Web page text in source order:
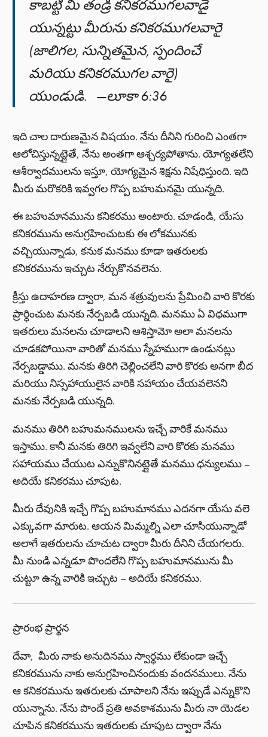
కాబట్టి మీ తండ్రి కనికరముగలవాడై
యున్నట్టు మీరును కనికరముగలవారై
(జాలిగల, సున్నితమైన, స్పందించే
మరియు కనికరముగల వారై)
యుండుడి. —లూకా 6:36
ఇది చాల దారుణమైన విషయం. నేను దీనిని గురించి ఎంతగా
ఆలోచిస్తున్నట్లైతే, నేను అంతగా ఆశ్చర్యపోతాను. యోగ్యతలేని
ఆశీర్వాదములను ఇస్తూ, యోగ్యమైన శిక్షను నిషేధిస్తుంది. ఇది
మీరు మరొకరికి ఇవ్వగల గొప్ప బహుమనమై యున్నది.
ఈ బహుమానమును కనికరము అంటారు. చూడండి, యేసు
కనికరమును అనుగ్రహించుటకు ఈ లోకమునకు
వచ్చియున్నాడు, కనుక మనము కూడా ఇతరులకు
కనికరమును ఇచ్చుట నేర్చుకొనవలెను.
క్రీస్తు ఉదాహరణ ద్వారా, మన శత్రువులను ప్రేమించి వారి కొరకు
ప్రార్ధించుట మనకు నేర్పబడి యున్నది. మనము ఏ విధముగా
ఇతరులు మనలను చూడాలని ఆశిస్తామో అలా మనలను
చూడకపోయినా వారితో మనము స్నేహముగా ఉండునట్లు
నేర్పబడ్డాము. మనకు తిరిగి చెల్లించలేని వారి కొరకు అనగా బీద
మరియు నిస్సహాయులైన వారికి సహాయం చేయవలెనని
మనకు నేర్పబడి యున్నది.
మనము తిరిగి బహుమనములను ఇచ్చే వారికే మనము
ఇస్తాము. కానీ మనకు తిరిగి ఇవ్వలేని వారి కొరకు మనము
సహాయము చేయుట ఎన్నుకొనినట్లైతే మనము ధన్యులము –
అదియే కనికరము చూపుట.
మీరు దేవునికి ఇచ్చే గొప్ప బహుమానము ఎదనగా యేసు వలె
ఎక్కువగా మారుట. ఆయన మిమ్మల్ని ఎలా చూసియున్నాడో
అలాగే ఇతరులను చూచుట ద్వారా మీరు దీనిని చేయగలరు.
మీ నుండి ఎన్నడూ పొందలేని గొప్ప బహుమానమును మీ
చుట్టూ ఉన్న వారికి ఇచ్చుట – అదియే కనికరము.
ప్రారంభ ప్రార్థన
దేవా, మీరు నాకు అనుదినము స్వార్ధము లేకుండా ఇచ్చే
కనికరమును నాకు అనుగ్రహించినందుకు వందనములు. నేను
ఆ కనికరమును ఇతరులకు చూపాలని నేను ఇప్పుడే ఎన్నుకొని
యున్నాను. నేను పొందే ప్రతి అవకాశమును మీరు నా యెడల
చూపిన కనికరమును ఇతరులకు చూపుట ద్వారా నేను